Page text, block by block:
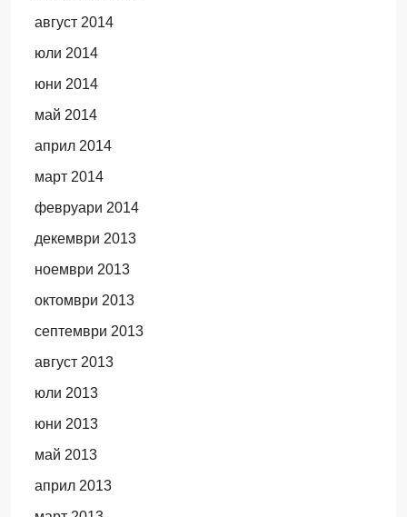
август 2014
юли 2014
юни 2014
май 2014
април 2014
март 2014
февруари 2014
декември 2013
ноември 2013
октомври 2013
септември 2013
август 2013
юли 2013
юни 2013
май 2013
април 2013